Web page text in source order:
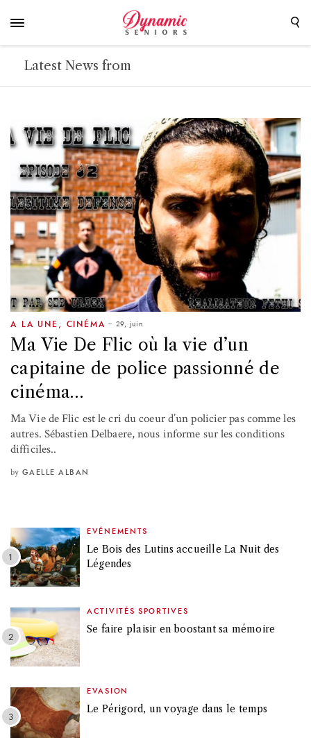
Latest News from
A LA UNE CINÉMA 29, juin
Ma Vie De Flic où la vie d’un
capitaine de police passionné de
cinéma…
Ma Vie de Flic est le cri du coeur d’un policier pas comme les
autres. Sébastien Delbaere, nous informe sur les conditions
difficiles..
by GAELLE ALBAN
EVÉNEMENTS
Le Bois des Lutins accueille La Nuit des
Légendes
ACTIVITÉS SPORTIVES
Se faire plaisir en boostant sa mémoire
EVASION
Le Périgord, un voyage dans le temps